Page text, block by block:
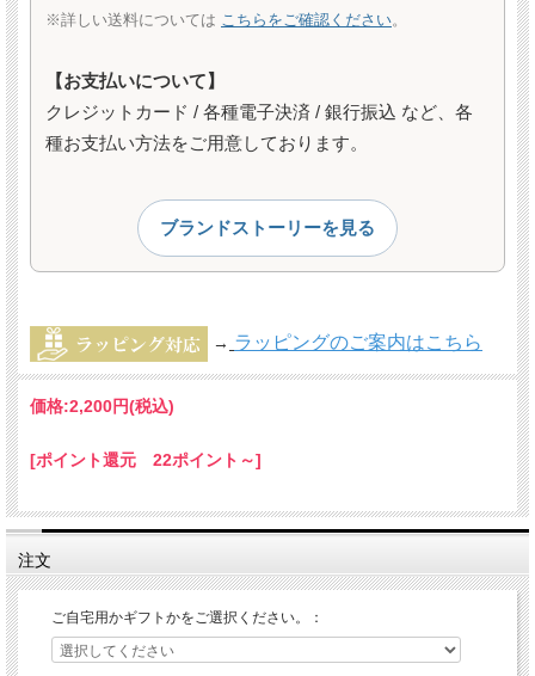
※詳しい送料については こちらをご確認ください。
【お支払いについて】
クレジットカード / 各種電子決済 / 銀行振込 など、各
種お支払い方法をご用意しております。
ブランドストーリーを見る
→ ラッピングのご案内はこちら
価格:2,200円(税込)
[ポイント還元 22ポイント～]
注文
ご自宅用かギフトかをご選択ください。：